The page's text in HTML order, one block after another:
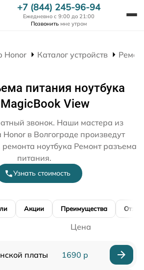
+7 (844) 245-96-94
Ежедневно с 9:00 до 21:00
Позвонить мне утром
Honor Каталог устройств
питания ноутбука
View
звонок. Наши мастера из
в Волгограде произведут
ремонта ноутбука Ремонт разъема
питания.
Узнать стоимость
Акции Преимущества
Цена
платы 1690 р